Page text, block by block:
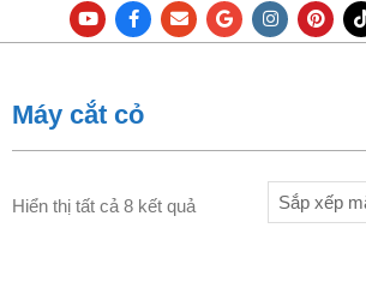
Máy cắt cỏ
Hiển thị tất cả 8 kết quả